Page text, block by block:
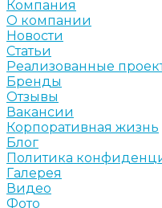
Компания
О компании
Новости
Статьи
Реализованные
Бренды
Отзывы
Вакансии
Корпоративная жизнь
Блог
Политика
Галерея
Видео
Фото